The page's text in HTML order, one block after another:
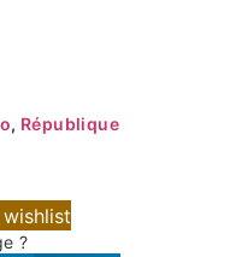
, République
?